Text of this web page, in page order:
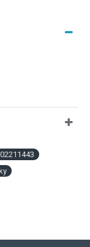
02211443